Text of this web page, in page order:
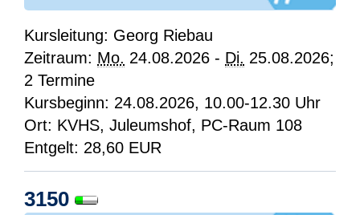
Kursleitung: Georg Riebau
Zeitraum: Mo. 24.08.2026 - Di. 25.08.2026;
2 Termine
Kursbeginn: 24.08.2026, 10.00-12.30 Uhr
Ort: KVHS, Juleumshof, PC-Raum 108
Entgelt: 28,60 EUR
3150